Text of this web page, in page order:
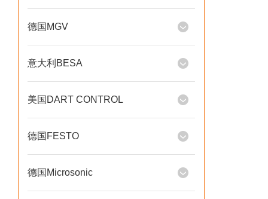
德国MGV
意大利BESA
美国DART CONTROL
德国FESTO
德国Microsonic